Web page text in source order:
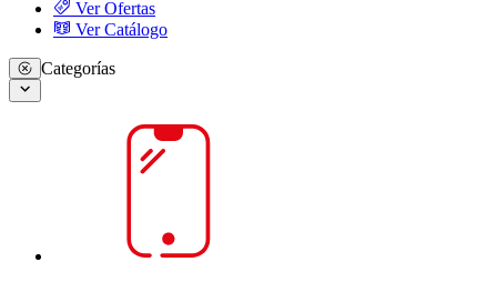
Ver Ofertas
Ver Catálogo
Categorías